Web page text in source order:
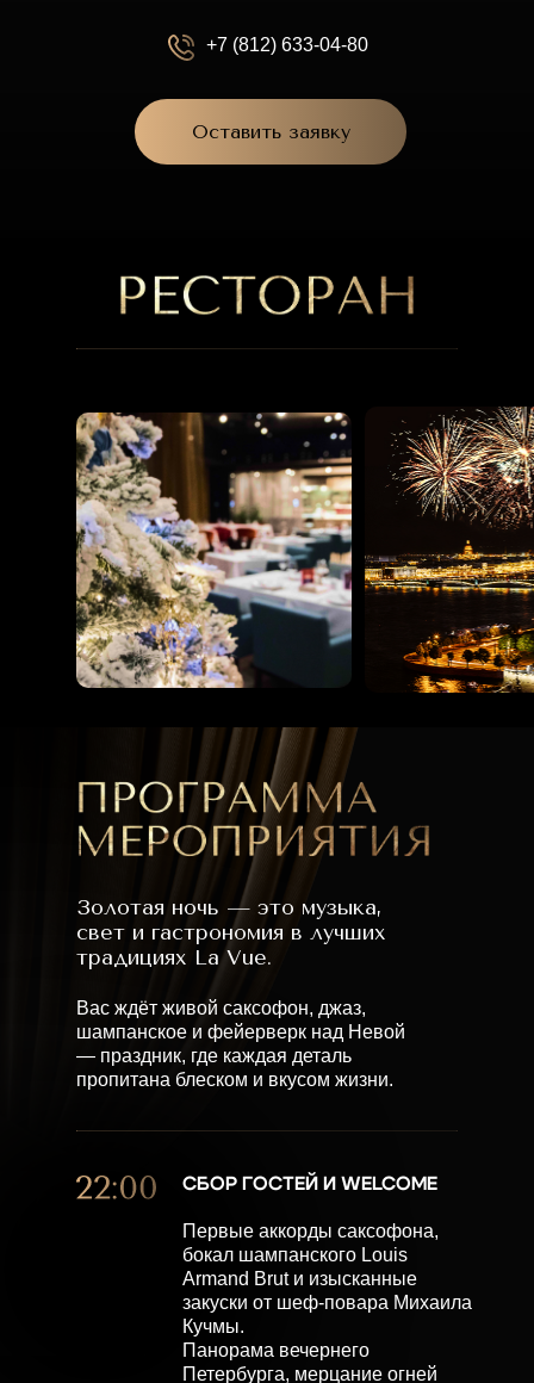
+7 (812) 633-04-80
Оставить заявку
Вас ждёт живой саксофон, джаз,
шампанское и фейерверк над Невой
— праздник, где каждая деталь
пропитана блеском и вкусом жизни.
Золотая ночь — это музыка,
свет и гастрономия в лучших
традициях La Vue.
СБОР ГОСТЕЙ И WELCOME
Первые аккорды саксофона,
бокал шампанского Louis
Armand Brut и изысканные
закуски от шеф-повара Михаила
Кучмы.
Панорама вечернего
Петербурга, мерцание огней